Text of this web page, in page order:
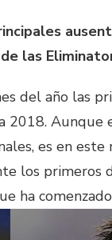
las
del año las
Aunque
es en
los primeros
ha